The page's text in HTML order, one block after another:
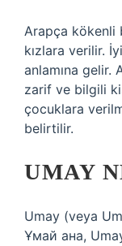
Arapça kökenli
kızlara verilir.
anlamına gelir.
zarif ve bilgili
çocuklara
belirtilir.
UMAY
Umay (veya Umay;
Ұмай aна,